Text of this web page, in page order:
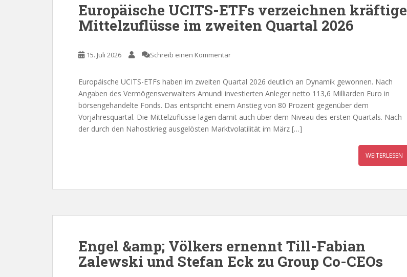
Europäische UCITS-ETFs verzeichnen kräftige
Mittelzuflüsse im zweiten Quartal 2026
15. Juli 2026 Schreib einen Kommentar
Europäische UCITS-ETFs haben im zweiten Quartal 2026 deutlich an Dynamik gewonnen. Nach
Angaben des Vermögensverwalters Amundi investierten Anleger netto 113,6 Milliarden Euro in
börsengehandelte Fonds. Das entspricht einem Anstieg von 80 Prozent gegenüber dem
Vorjahresquartal. Die Mittelzuflüsse lagen damit auch über dem Niveau des ersten Quartals. Nach
der durch den Nahostkrieg ausgelösten Marktvolatilität im März […]
WEITERLESEN
Engel &amp; Völkers ernennt Till-Fabian
Zalewski und Stefan Eck zu Group Co-CEOs